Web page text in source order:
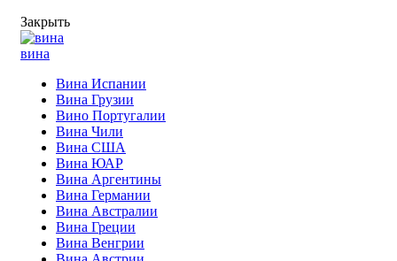
Закрыть
вина
Вина Испании
Вина Грузии
Вино Португалии
Вина Чили
Вина США
Вина ЮАР
Вина Аргентины
Вина Германии
Вина Австралии
Вина Греции
Вина Венгрии